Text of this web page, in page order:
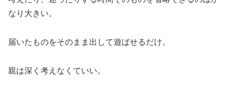
なり大きい。
届いたものをそのまま出して遊ばせるだけ。
親は深く考えなくていい。